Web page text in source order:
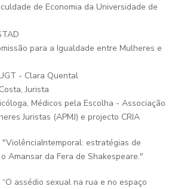
de Economia da Universidade de
para a Igualdade entre Mulheres e
- Clara Quental
Jurista
Médicos pela Escolha - Associação
Juristas (APMJ) e projecto CRIA
"ViolênciaIntemporal: estratégias de
Amansar da Fera de Shakespeare."
assédio sexual na rua e no espaço